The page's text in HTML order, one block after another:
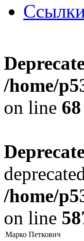
/home/
on line 68
/home/
on line
Марко Петкович